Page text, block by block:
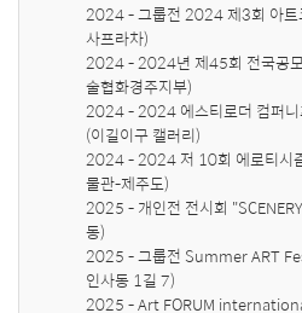
2024 - 그룹전 2024 제3회 아트
사프라차)
2024 - 2024년 제45회 전국공
술협화경주지부)
2024 - 2024 에스티로더 컴퍼니
(이길이구 캘러리)
2024 - 2024 저 10회 에로티시
물관-제주도)
2025 - 개인전 전시회
동)
2025 - 그룹전 Summer ART
인사동 1길 7)
2025 - Art FORUM